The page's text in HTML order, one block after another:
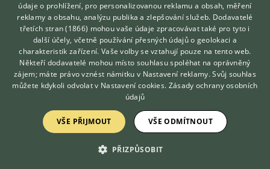
Pyrura modročelý
Pyrura říční
Pyrura rudohlavý
Pyrura šedoprsý
Pyrura zelenolící
Raroh velký
Rosela černohlavá
Hledáte zvířecího kamaráda?
Zdarma vám poradí
VETERINÁŘ ONLINE
KONZULTOVAT S
VETERINÁŘEM
údaje o prohlížení, pro personalizovanou reklamu a obsah, měření
reklamy a obsahu, analýzu publika a zlepšování služeb. Dodavatelé
třetích stran (1866) mohou vaše údaje zpracovávat také pro tyto i
další účely, včetně používání přesných údajů o geolokaci a
charakteristik zařízení. Vaše volby se vztahují pouze na tento web.
Někteří dodavatelé mohou místo souhlasu spoléhat na oprávněný
zájem; máte právo vznést námitku v Nastavení reklamy. Svůj souhlas
můžete kdykoli odvolat v Nastavení cookies. Zásady ochrany osobních
údajů
VŠE PŘIJMOUT VŠE ODMÍTNOUT
PŘIZPŮSOBIT